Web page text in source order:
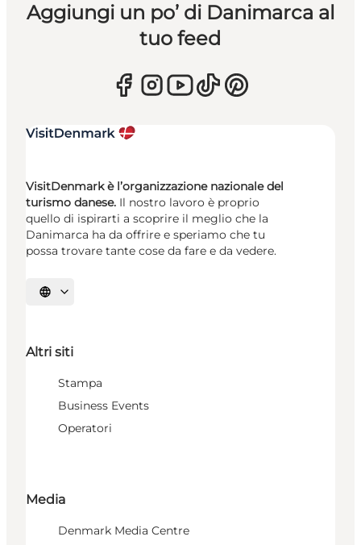
Aggiungi un po’ di Danimarca al
tuo feed
VisitDenmark è l’organizzazione nazionale del
turismo danese. Il nostro lavoro è proprio
quello di ispirarti a scoprire il meglio che la
Danimarca ha da offrire e speriamo che tu
possa trovare tante cose da fare e da vedere.
Seleziona la lingua
Altri siti
Stampa
Business Events
Operatori
Media
Denmark Media Centre